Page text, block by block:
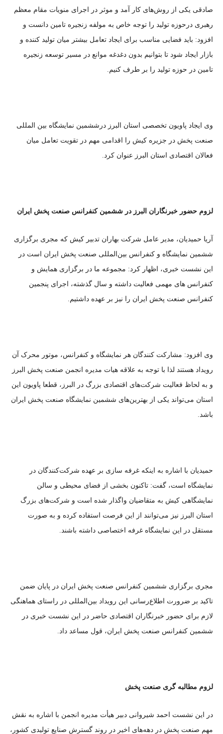
صادقی یکی از روش‌های کار آمد و موثر در اجرای منویات مقام معظم
رهبری درحوزه تولید را توجه خاص به مولفه زنجیره تامین دانست و
افزود: باید فضایی مناسب برای ایجاد تعامل بیشتر میان تولید کننده و
بازار ایجاد شود تا بتوانیم بدون دغدغه موانع در مسیر توسعه زنجیره
تامین در حوزه تولید را بر طرف کنیم.
وی ایجاد پاویون تخصصی استان البرز درششمین نمایشگاه بین المللی
صنعت پخش در جزیره کیش را اقدامی مهم در تقویت تعامل میان
فعالان اقتصادی استان البرز عنوان کرد.
لزوم حضور خبرنگاران البرز در ششمین کنفرانس صنعت پخش ایران
آریا حمیدیان، مدیر عامل شرکت بهاران تدبیر کیش که مجری برگزاری
ششمین نمایشگاه و کنفرانس بین‌المللی صنعت پخش ایران است در
این نشست خبری، اظهار کرد: مجموعه ما در برگزاری همایش و
کنفرانس های مهمی فعالیت داشته و سال گذشته، اجرای پنجمین
کنفرانس صنعت پخش ایران را نیز بر عهده داشتیم.
وی افزود: مشارکت کنندگان هر نمایشگاه و کنفرانس، موتور محرک آن
رویداد هستند لذا با توجه به علاقه هیات مدیره انجمن صنعت پخش البرز
و به لحاظ فعالیت شرکت‌های اقتصادی بزرگ در البرز، قطعا پاویون این
استان می‌تواند یکی از بهترین‌های ششمین نمایشگاه صنعت پخش ایران
باشد.
حمیدیان با اشاره به اینکه غرفه سازی بر عهده شرکت‌کنندگان در
نمایشگاه است، گفت: تاکنون بخشی از فضای محیطی و سالن
نمایشگاهی کیش به متقاضیان واگذار شده است و شرکت‌های بزرگ
استان البرز نیز می‌توانند از این فرصت استفاده کرده و به صورت
مستقل در این نمایشگاه غرفه اختصاصی داشته باشند.
مجری برگزاری ششمین کنفرانس صنعت پخش ایران در پایان ضمن
تاکید بر ضرورت اطلاع‌رسانی این رویداد بین‌المللی در راستای هماهنگی
لازم برای حضور خبرنگاران اقتصادی حاضر در این نشست خبری در
ششمین کنفرانس صنعت پخش ایران، قول مساعد داد.
لزوم مطالبه گری صنعت پخش
در این نشست احمد شیروانی دبیر هیأت مدیره انجمن با اشاره به نقش
مهم صنعت پخش در دهه‌‌های اخیر در روند گسترش صنایع تولیدی کشور،